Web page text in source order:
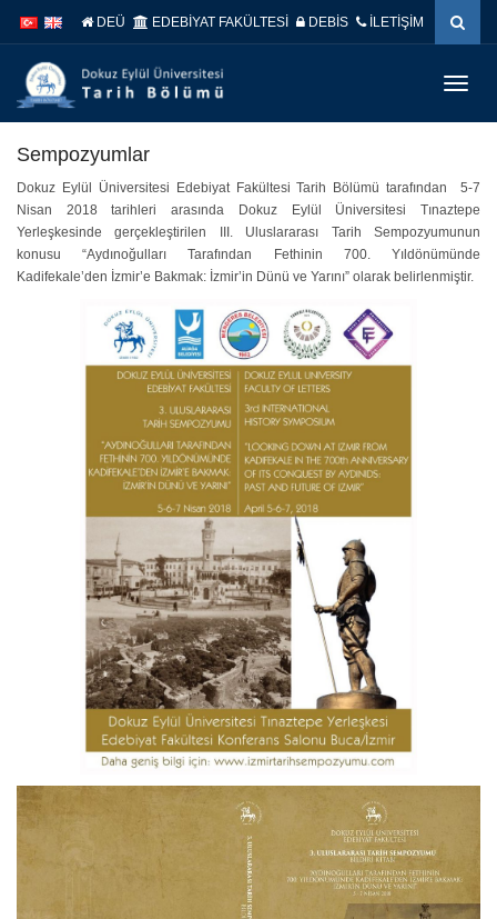
atla
atla
DEÜ EDEBİYAT FAKÜLTESİ DEBİS İLETİŞİM
Sempozyumlar
Dokuz Eylül Üniversitesi Edebiyat Fakültesi Tarih Bölümü tarafından 5-7
Nisan 2018 tarihleri arasında Dokuz Eylül Üniversitesi Tınaztepe
Yerleşkesinde gerçekleştirilen III. Uluslararası Tarih Sempozyumunun
konusu “Aydınoğulları Tarafından Fethinin 700. Yıldönümünde
Kadifekale’den İzmir’e Bakmak: İzmir’in Dünü ve Yarını” olarak belirlenmiştir.